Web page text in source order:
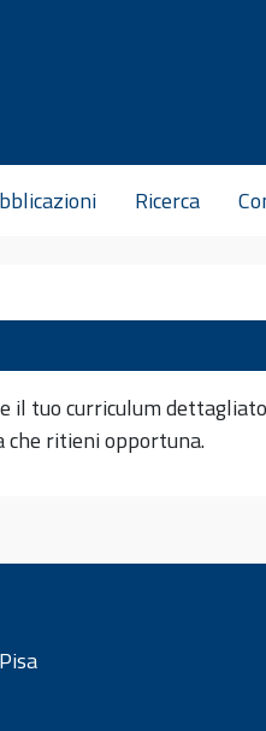
Ricerca
il tuo curriculum
ritieni opportuna.